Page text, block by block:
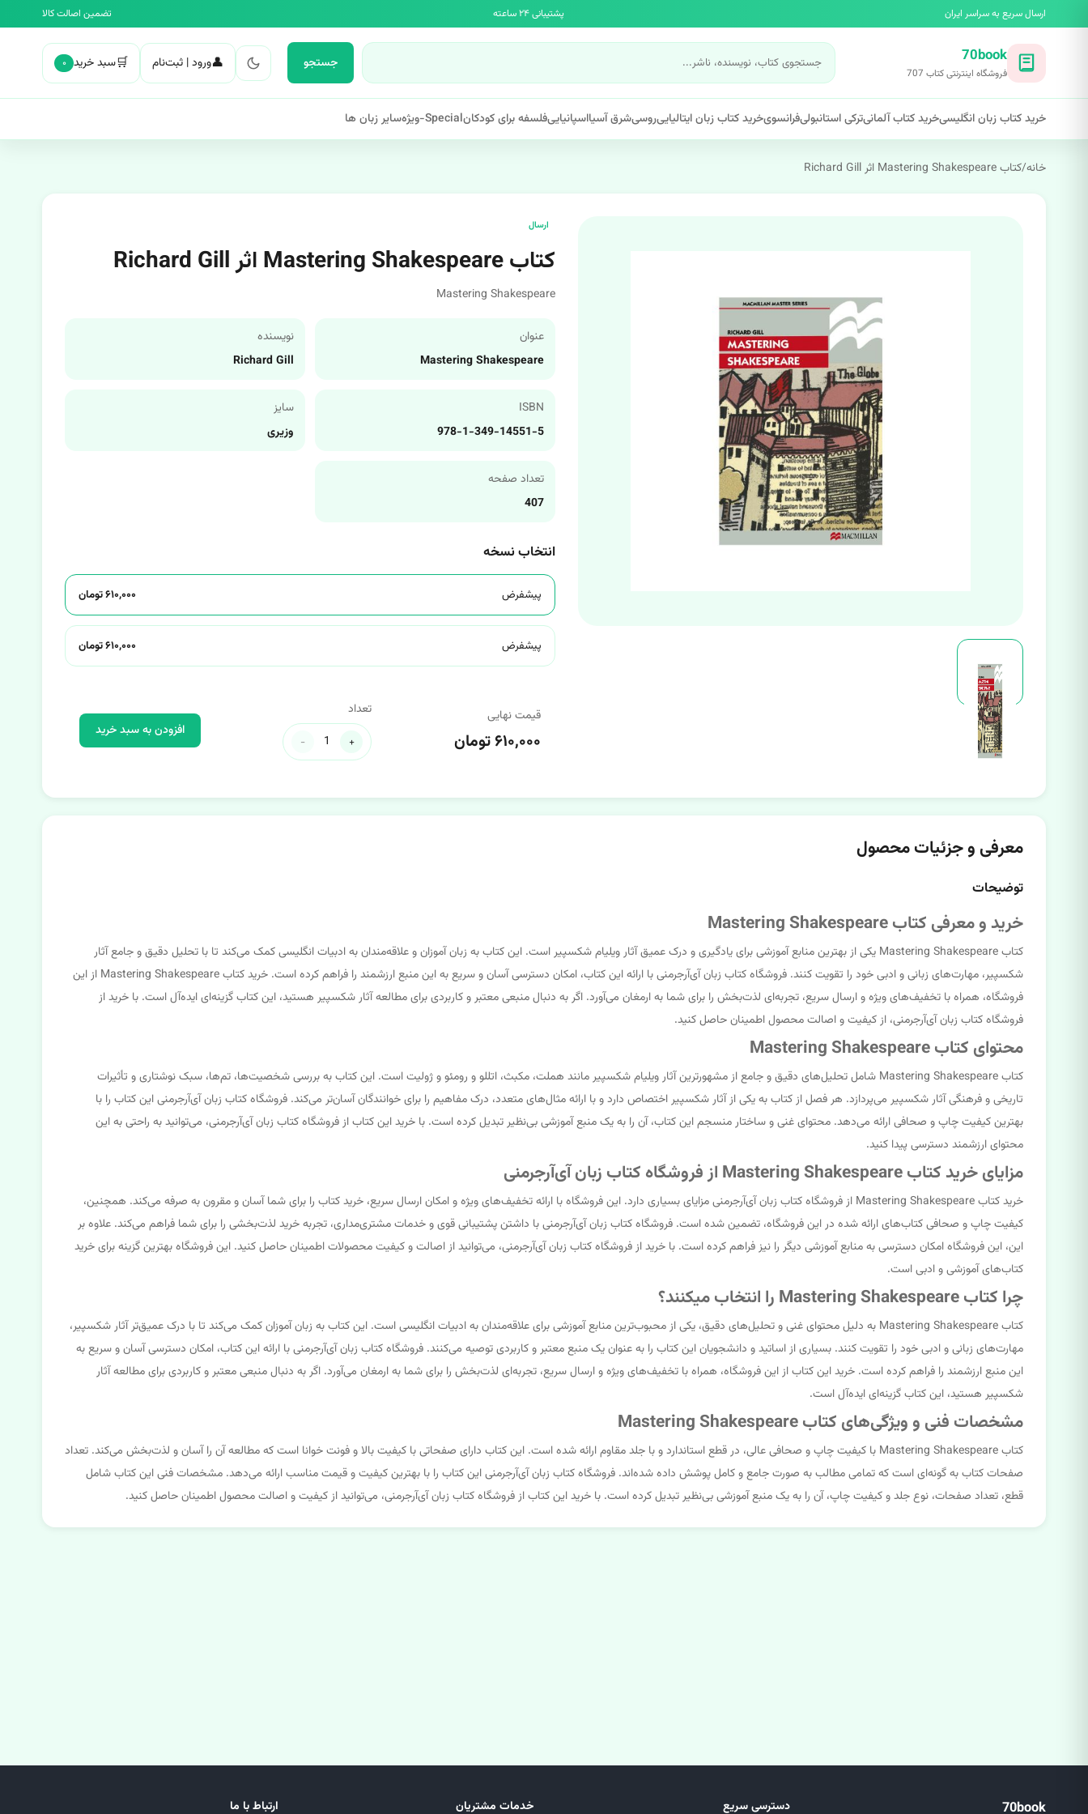
ارسال سریع به سراسر ایران پشتیبانی ۲۴ ساعته تضمین اصالت کالا
70book
فروشگاه اینترنتی کتاب 707
جستجو 👤ورود | ثبت‌نام 🛒سبد خرید ۰
خرید کتاب زبان انگلیسیخرید کتاب آلمانیترکی استانبولیفرانسویخرید کتاب زبان ایتالیاییروسیشرق آسیااسپانیاییفلسفه برای کودکانSpecial-ویژه سایر زبان ها
خانه/کتاب Mastering Shakespeare اثر Richard Gill
ارسال
کتاب Mastering Shakespeare اثر Richard Gill
Mastering Shakespeare
عنوان
Mastering Shakespeare
نویسنده
Richard Gill
ISBN
978-1-349-14551-5
سایز
وزیری
تعداد صفحه
407
انتخاب نسخه
پیشفرض ۶۱۰,۰۰۰ تومان
پیشفرض ۶۱۰,۰۰۰ تومان
قیمت نهایی
۶۱۰,۰۰۰ تومان
تعداد
+
-
افزودن به سبد خرید
معرفی و جزئیات محصول
توضیحات
خرید و معرفی کتاب Mastering Shakespeare
کتاب Mastering Shakespeare یکی از بهترین منابع آموزشی برای یادگیری و درک عمیق آثار ویلیام شکسپیر است. این کتاب به زبان آموزان و علاقه‌مندان به ادبیات انگلیسی کمک می‌کند تا با تحلیل دقیق و جامع آثار
شکسپیر، مهارت‌های زبانی و ادبی خود را تقویت کنند. فروشگاه کتاب زبان آی‌آرجرمنی با ارائه این کتاب، امکان دسترسی آسان و سریع به این منبع ارزشمند را فراهم کرده است. خرید کتاب Mastering Shakespeare از این
فروشگاه، همراه با تخفیف‌های ویژه و ارسال سریع، تجربه‌ای لذت‌بخش را برای شما به ارمغان می‌آورد. اگر به دنبال منبعی معتبر و کاربردی برای مطالعه آثار شکسپیر هستید، این کتاب گزینه‌ای ایده‌آل است. با خرید از
فروشگاه کتاب زبان آی‌آرجرمنی، از کیفیت و اصالت محصول اطمینان حاصل کنید.
محتوای کتاب Mastering Shakespeare
کتاب Mastering Shakespeare شامل تحلیل‌های دقیق و جامع از مشهورترین آثار ویلیام شکسپیر مانند هملت، مکبث، اتللو و رومئو و ژولیت است. این کتاب به بررسی شخصیت‌ها، تم‌ها، سبک نوشتاری و تأثیرات
تاریخی و فرهنگی آثار شکسپیر می‌پردازد. هر فصل از کتاب به یکی از آثار شکسپیر اختصاص دارد و با ارائه مثال‌های متعدد، درک مفاهیم را برای خوانندگان آسان‌تر می‌کند. فروشگاه کتاب زبان آی‌آرجرمنی این کتاب را با
بهترین کیفیت چاپ و صحافی ارائه می‌دهد. محتوای غنی و ساختار منسجم این کتاب، آن را به یک منبع آموزشی بی‌نظیر تبدیل کرده است. با خرید این کتاب از فروشگاه کتاب زبان آی‌آرجرمنی، می‌توانید به راحتی به این
محتوای ارزشمند دسترسی پیدا کنید.
مزایای خرید کتاب Mastering Shakespeare از فروشگاه کتاب زبان آی‌آرجرمنی
خرید کتاب Mastering Shakespeare از فروشگاه کتاب زبان آی‌آرجرمنی مزایای بسیاری دارد. این فروشگاه با ارائه تخفیف‌های ویژه و امکان ارسال سریع، خرید کتاب را برای شما آسان و مقرون به صرفه می‌کند. همچنین،
کیفیت چاپ و صحافی کتاب‌های ارائه شده در این فروشگاه، تضمین شده است. فروشگاه کتاب زبان آی‌آرجرمنی با داشتن پشتیبانی قوی و خدمات مشتری‌مداری، تجربه خرید لذت‌بخشی را برای شما فراهم می‌کند. علاوه بر
این، این فروشگاه امکان دسترسی به منابع آموزشی دیگر را نیز فراهم کرده است. با خرید از فروشگاه کتاب زبان آی‌آرجرمنی، می‌توانید از اصالت و کیفیت محصولات اطمینان حاصل کنید. این فروشگاه بهترین گزینه برای خرید
کتاب‌های آموزشی و ادبی است.
چرا کتاب Mastering Shakespeare را انتخاب میکنند؟
کتاب Mastering Shakespeare به دلیل محتوای غنی و تحلیل‌های دقیق، یکی از محبوب‌ترین منابع آموزشی برای علاقه‌مندان به ادبیات انگلیسی است. این کتاب به زبان آموزان کمک می‌کند تا با درک عمیق‌تر آثار شکسپیر،
مهارت‌های زبانی و ادبی خود را تقویت کنند. بسیاری از اساتید و دانشجویان این کتاب را به عنوان یک منبع معتبر و کاربردی توصیه می‌کنند. فروشگاه کتاب زبان آی‌آرجرمنی با ارائه این کتاب، امکان دسترسی آسان و سریع به
این منبع ارزشمند را فراهم کرده است. خرید این کتاب از این فروشگاه، همراه با تخفیف‌های ویژه و ارسال سریع، تجربه‌ای لذت‌بخش را برای شما به ارمغان می‌آورد. اگر به دنبال منبعی معتبر و کاربردی برای مطالعه آثار
شکسپیر هستید، این کتاب گزینه‌ای ایده‌آل است.
مشخصات فنی و ویژگی‌های کتاب Mastering Shakespeare
کتاب Mastering Shakespeare با کیفیت چاپ و صحافی عالی، در قطع استاندارد و با جلد مقاوم ارائه شده است. این کتاب دارای صفحاتی با کیفیت بالا و فونت خوانا است که مطالعه آن را آسان و لذت‌بخش می‌کند. تعداد
صفحات کتاب به گونه‌ای است که تمامی مطالب به صورت جامع و کامل پوشش داده شده‌اند. فروشگاه کتاب زبان آی‌آرجرمنی این کتاب را با بهترین کیفیت و قیمت مناسب ارائه می‌دهد. مشخصات فنی این کتاب شامل
قطع، تعداد صفحات، نوع جلد و کیفیت چاپ، آن را به یک منبع آموزشی بی‌نظیر تبدیل کرده است. با خرید این کتاب از فروشگاه کتاب زبان آی‌آرجرمنی، می‌توانید از کیفیت و اصالت محصول اطمینان حاصل کنید.
70book دسترسی سریع خدمات مشتریان ارتباط با ما